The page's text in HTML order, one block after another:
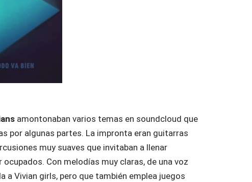
amontonaban varios temas en soundcloud que
por algunas partes. La impronta eran guitarras
muy suaves que invitaban a llenar
ocupados. Con melodías muy claras, de una voz
a Vivian girls, pero que también emplea juegos